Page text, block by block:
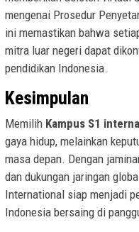
mengenai Prosedur
ini memastikan bahwa
mitra luar negeri dapat
pendidikan Indonesia.
Kesimpulan
Memilih Kampus S1
gaya hidup, melainkan
masa depan. Dengan
dan dukungan jaringan
International siap menjadi
Indonesia bersaing di